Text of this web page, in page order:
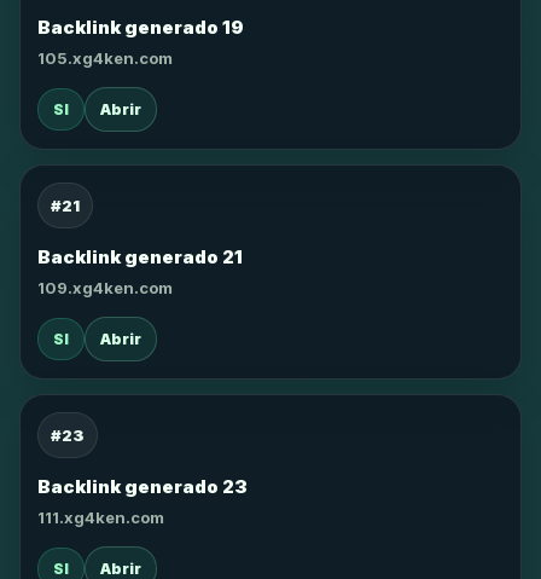
Backlink generado 19
105.xg4ken.com
SI Abrir
#21
Backlink generado 21
109.xg4ken.com
SI Abrir
#23
Backlink generado 23
111.xg4ken.com
SI Abrir